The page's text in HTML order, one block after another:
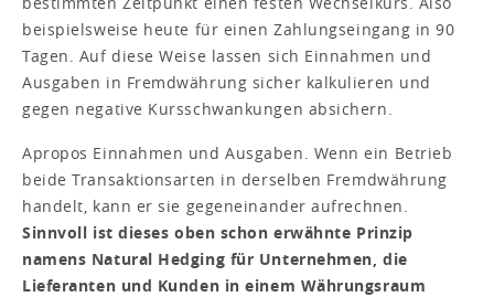
beispielsweise heute für einen Zahlungseingang in 90
Tagen. Auf diese Weise lassen sich Einnahmen und
Ausgaben in Fremdwährung sicher kalkulieren und
gegen negative Kursschwankungen absichern.
Apropos Einnahmen und Ausgaben. Wenn ein Betrieb
beide Transaktionsarten in derselben Fremdwährung
handelt, kann er sie gegeneinander aufrechnen.
Sinnvoll ist dieses oben schon erwähnte Prinzip
namens Natural Hedging für Unternehmen, die
Lieferanten und Kunden in einem Währungsraum